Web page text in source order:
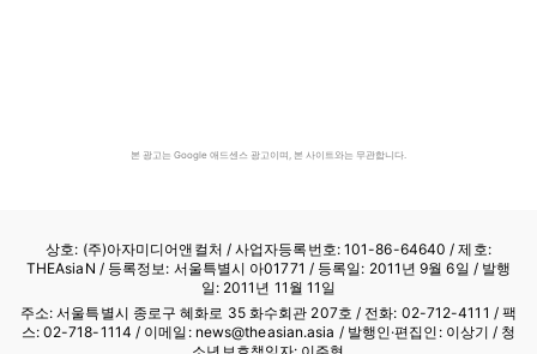
본 광고는 Google 애드센스 광고이며, 본 사이트와는 무관합니다.
상호: (주)아자미디어앤컬처 /사업자등록번호: 101-86-64640 / 제호:
THEAsiaN / 등록정보: 서울특별시 아01771 / 등록일: 2011년 9월 6일 / 발행
일: 2011년 11월 11일
주소: 서울특별시 종로구 혜화로 35 화수회관 207호 / 전화: 02-712-4111 / 팩
스: 02-718-1114 / 이메일: news@theasian.asia / 발행인·편집인: 이상기 / 청